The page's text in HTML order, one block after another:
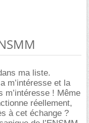
ma liste.
m’intéresse et la
m’intéresse ! Même
réellement,
à cet échange ?